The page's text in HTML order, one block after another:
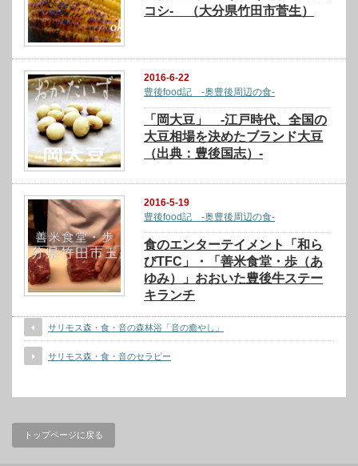
コシ- （大分県竹田市菅生）
2016-6-22
豊後food記 -奥豊後周辺の食-
「岡大豆」 -江戸時代、全国の
大豆相場を決めたブランド大豆
（出典：豊後国志）-
2016-5-19
豊後food記 -奥豊後周辺の食-
食のエンターテイメント「和ら
びTFC」・「善米食堂・歩（あ
ゆみ）」おおいた豊後牛ステー
キランチ
サリモス森・食・音の森林浴「音の癒やし」
サリモス森・食・音のセラピー
トップページに戻る